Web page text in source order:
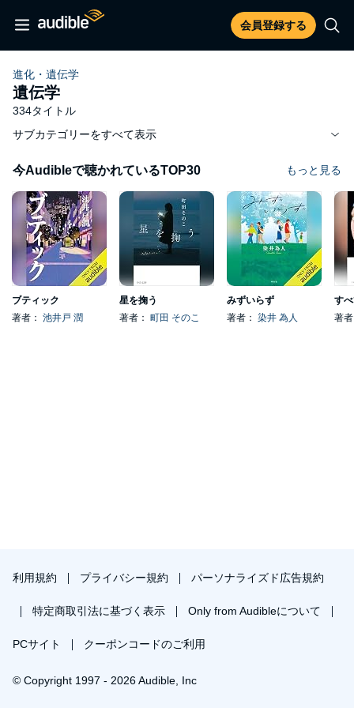
会員登録する
進化・遺伝学
遺伝学
334タイトル
サブカテゴリーをすべて表示
今Audibleで聴かれているTOP30 もっと見る
ブティック
著者： 池井戸 潤
星を掬う
著者： 町田 そのこ
みずいらず
著者： 染井 為人 著
利用規約 プライバシー規約 パーソナライズド広告規約
特定商取引法に基づく表示 Only from Audibleについて
PCサイト クーポンコードのご利用
© Copyright 1997 - 2026 Audible, Inc